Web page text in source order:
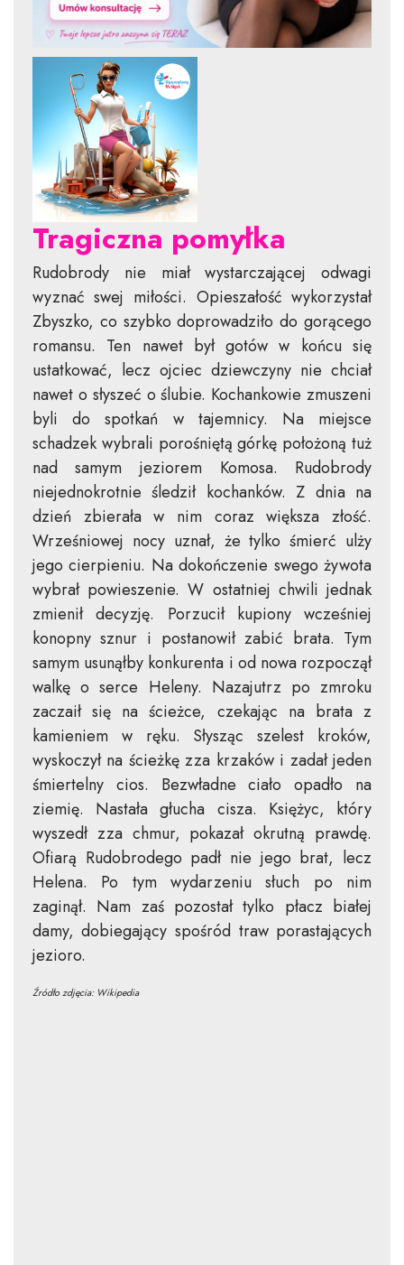
Tragiczna pomyłka
Rudobrody nie miał wystarczającej odwagi
wyznać swej miłości. Opieszałość wykorzystał
Zbyszko, co szybko doprowadziło do gorącego
romansu. Ten nawet był gotów w końcu się
ustatkować, lecz ojciec dziewczyny nie chciał
nawet o słyszeć o ślubie. Kochankowie zmuszeni
byli do spotkań w tajemnicy. Na miejsce
schadzek wybrali porośniętą górkę położoną tuż
nad samym jeziorem Komosa. Rudobrody
niejednokrotnie śledził kochanków. Z dnia na
dzień zbierała w nim coraz większa złość.
Wrześniowej nocy uznał, że tylko śmierć ulży
jego cierpieniu. Na dokończenie swego żywota
wybrał powieszenie. W ostatniej chwili jednak
zmienił decyzję. Porzucił kupiony wcześniej
konopny sznur i postanowił zabić brata. Tym
samym usunąłby konkurenta i od nowa rozpoczął
walkę o serce Heleny. Nazajutrz po zmroku
zaczaił się na ścieżce, czekając na brata z
kamieniem w ręku. Słysząc szelest kroków,
wyskoczył na ścieżkę zza krzaków i zadał jeden
śmiertelny cios. Bezwładne ciało opadło na
ziemię. Nastała głucha cisza. Księżyc, który
wyszedł zza chmur, pokazał okrutną prawdę.
Ofiarą Rudobrodego padł nie jego brat, lecz
Helena. Po tym wydarzeniu słuch po nim
zaginął. Nam zaś pozostał tylko płacz białej
damy, dobiegający spośród traw porastających
jezioro.
Źródło zdjęcia: Wikipedia